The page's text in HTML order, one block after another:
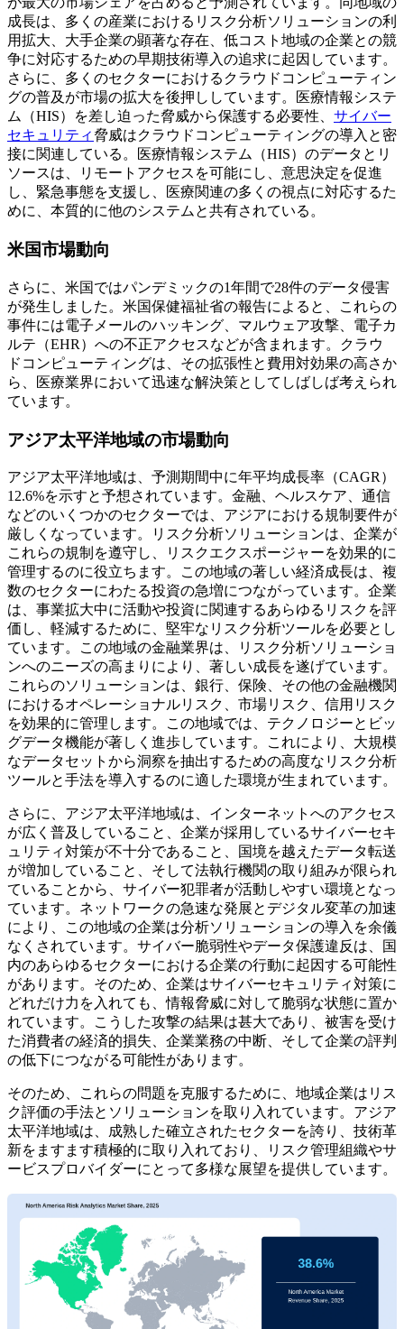
成長は、多くの産業におけるリスク分析ソリューションの利
用拡大、大手企業の顕著な存在、低コスト地域の企業との競
争に対応するための早期技術導入の追求に起因しています。
さらに、多くのセクターにおけるクラウドコンピューティン
グの普及が市場の拡大を後押ししています。医療情報システ
ム（HIS）を差し迫った脅威から保護する必要性、 サイバー
セキュリティ 脅威はクラウドコンピューティングの導入と密
接に関連している。医療情報システム（HIS）のデータとリ
ソースは、リモートアクセスを可能にし、意思決定を促進
し、緊急事態を支援し、医療関連の多くの視点に対応するた
めに、本質的に他のシステムと共有されている。
米国市場動向
さらに、米国ではパンデミックの1年間で28件のデータ侵害
が発生しました。米国保健福祉省の報告によると、これらの
事件には電子メールのハッキング、マルウェア攻撃、電子カ
ルテ（EHR）への不正アクセスなどが含まれます。クラウ
ドコンピューティングは、その拡張性と費用対効果の高さか
ら、医療業界において迅速な解決策としてしばしば考えられ
ています。
アジア太平洋地域の市場動向
アジア太平洋地域は、予測期間中に年平均成長率（CAGR）
12.6%を示すと予想されています。金融、ヘルスケア、通信
などのいくつかのセクターでは、アジアにおける規制要件が
厳しくなっています。リスク分析ソリューションは、企業が
これらの規制を遵守し、リスクエクスポージャーを効果的に
管理するのに役立ちます。この地域の著しい経済成長は、複
数のセクターにわたる投資の急増につながっています。企業
は、事業拡大中に活動や投資に関連するあらゆるリスクを評
価し、軽減するために、堅牢なリスク分析ツールを必要とし
ています。この地域の金融業界は、リスク分析ソリューショ
ンへのニーズの高まりにより、著しい成長を遂げています。
これらのソリューションは、銀行、保険、その他の金融機関
におけるオペレーショナルリスク、市場リスク、信用リスク
を効果的に管理します。この地域では、テクノロジーとビッ
グデータ機能が著しく進歩しています。これにより、大規模
なデータセットから洞察を抽出するための高度なリスク分析
ツールと手法を導入するのに適した環境が生まれています。
さらに、アジア太平洋地域は、インターネットへのアクセス
が広く普及していること、企業が採用しているサイバーセキ
ュリティ対策が不十分であること、国境を越えたデータ転送
が増加していること、そして法執行機関の取り組みが限られ
ていることから、サイバー犯罪者が活動しやすい環境となっ
ています。ネットワークの急速な発展とデジタル変革の加速
により、この地域の企業は分析ソリューションの導入を余儀
なくされています。サイバー脆弱性やデータ保護違反は、国
内のあらゆるセクターにおける企業の行動に起因する可能性
があります。そのため、企業はサイバーセキュリティ対策に
どれだけ力を入れても、情報脅威に対して脆弱な状態に置か
れています。こうした攻撃の結果は甚大であり、被害を受け
た消費者の経済的損失、企業業務の中断、そして企業の評判
の低下につながる可能性があります。
そのため、これらの問題を克服するために、地域企業はリス
ク評価の手法とソリューションを取り入れています。アジア
太平洋地域は、成熟した確立されたセクターを誇り、技術革
新をますます積極的に取り入れており、リスク管理組織やサ
ービスプロバイダーにとって多様な展望を提供しています。